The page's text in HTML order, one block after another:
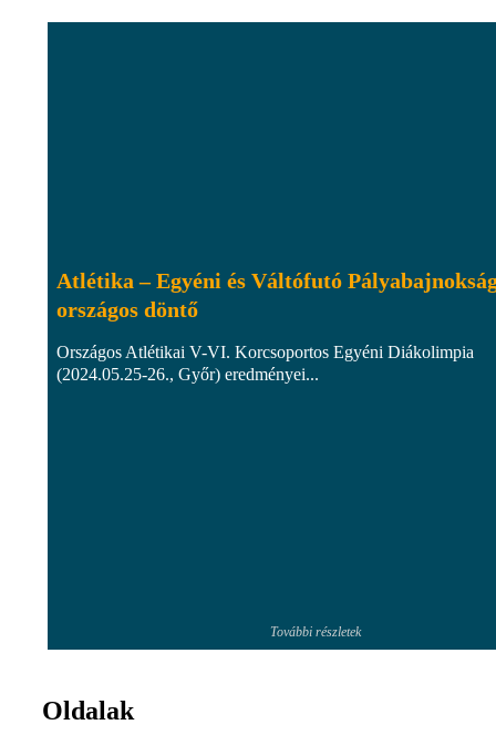
Atlétika – Egyéni és Váltófutó
országos döntő
Országos Atlétikai V-VI. Korcsoportos Egyéni Diákolimpia
(2024.05.25-26., Győr) eredményei...
További részletek
Oldalak